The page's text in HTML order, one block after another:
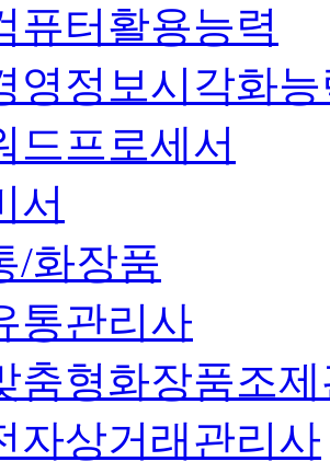
퓨터활용능력
영정보시각화
드프로세서
서
/화장품
통관리사
춤형화장품조
자상거래관리사